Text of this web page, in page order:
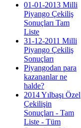
01-01-2013 Milli
Piyango Çekiliş
Sonuçları Tam
Liste
31-12-2011 Milli
Piyango Çekiliş
Sonuçları
Piyangodan para
kazananlar ne
halde?
2014 Yılbaşı Özel
Çekilişin
Sonuçları - Tam
Liste - Tüm